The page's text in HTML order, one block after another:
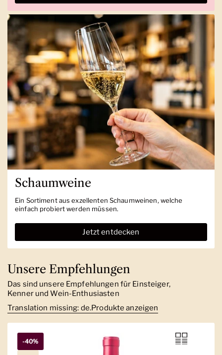
Schaumweine
Ein Sortiment aus exzellenten Schaumweinen, welche
einfach probiert werden müssen.
Jetzt entdecken
Unsere Empfehlungen
Das sind unsere Empfehlungen für Einsteiger,
Kenner und Wein-Enthusiasten
Translation missing: de.Produkte anzeigen
-40%